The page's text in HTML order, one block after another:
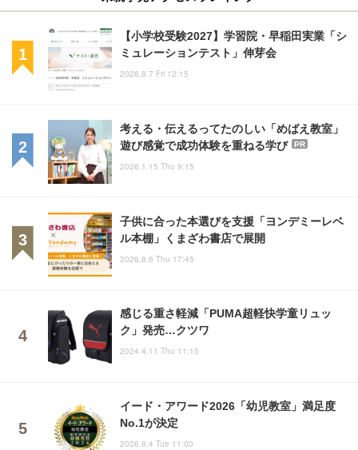
【小学校受験2027】学習院・早稲田実業「シ
ミュレーションテスト」伸芽会
2026.8.7 Fri 12:15
考える・伝えるってたのしい「めばえ教室」
遊び感覚で成功体験を重ねる学び
PR
2026.1.15 Thu 9:15
子供に合った本選びを支援「ヨンデミーレベ
ル本棚」くまざわ書店で展開
2026.8.6 Thu 17:45
感じる重さ軽減「PUMA超軽快学童リュッ
ク」発売…クツワ
2024.4.11 Thu 11:15
イード・アワード2026「幼児教室」満足度
No.1が決定
2026.8.4 Tue 11:00